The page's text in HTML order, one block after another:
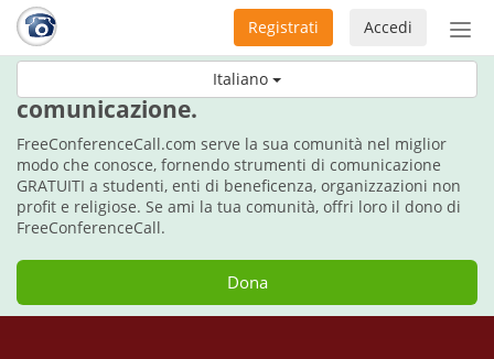
Italiano
Accedi
Registrati
Per le vacanze, fai il dono della
comunicazione.
FreeConferenceCall.com serve la sua comunità nel miglior
modo che conosce, fornendo strumenti di comunicazione
GRATUITI a studenti, enti di beneficenza, organizzazioni non
profit e religiose. Se ami la tua comunità, offri loro il dono di
FreeConferenceCall.
Dona